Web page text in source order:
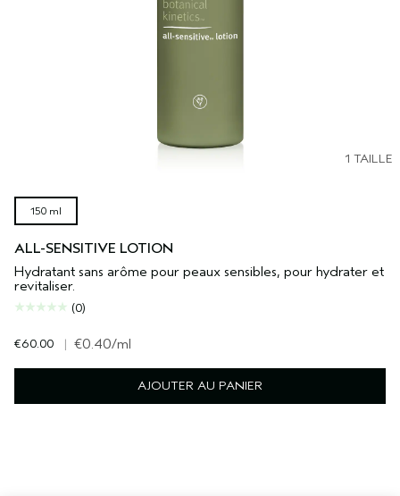
1 TAILLE
150 ml
ALL-SENSITIVE LOTION
Hydratant sans arôme pour peaux sensibles, pour hydrater et
revitaliser.
(0)
€60.00 | €0.40/ml
AJOUTER AU PANIER